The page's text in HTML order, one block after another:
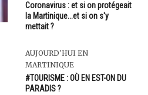
Coronavirus : et si on protégeait
la Martinique...et si on s'y
mettait ?
AUJOURD'HUI EN
MARTINIQUE
#TOURISME : OÙ EN EST-ON DU
PARADIS ?